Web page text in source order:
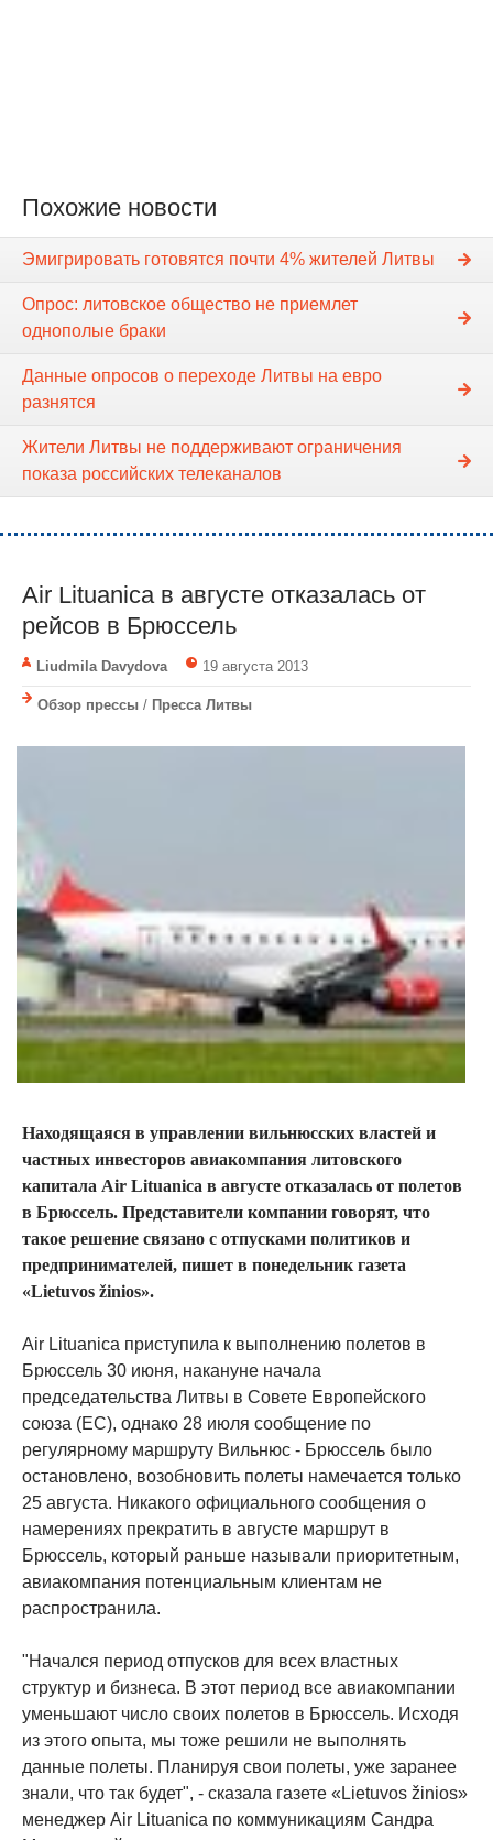
Похожие новости
Эмигрировать готовятся почти 4% жителей Литвы
Опрос: литовское общество не приемлет
однополые браки
Данные опросов о переходе Литвы на евро
разнятся
Жители Литвы не поддерживают ограничения
показа российских телеканалов
Air Lituanica в августе отказалась от
рейсов в Брюссель
Liudmila Davydova 19 августа 2013
Обзор прессы / Пресса Литвы
Находящаяся в управлении вильнюсских властей и
частных инвесторов авиакомпания литовского
капитала Air Lituanica в августе отказалась от полетов
в Брюссель. Представители компании говорят, что
такое решение связано с отпусками политиков и
предпринимателей, пишет в понедельник газета
«Lietuvos žinios».
Air Lituanica приступила к выполнению полетов в
Брюссель 30 июня, накануне начала
председательства Литвы в Совете Европейского
союза (ЕС), однако 28 июля сообщение по
регулярному маршруту Вильнюс - Брюссель было
остановлено, возобновить полеты намечается только
25 августа. Никакого официального сообщения о
намерениях прекратить в августе маршрут в
Брюссель, который раньше называли приоритетным,
авиакомпания потенциальным клиентам не
распространила.
"Начался период отпусков для всех властных
структур и бизнеса. В этот период все авиакомпании
уменьшают число своих полетов в Брюссель. Исходя
из этого опыта, мы тоже решили не выполнять
данные полеты. Планируя свои полеты, уже заранее
знали, что так будет", - сказала газете «Lietuvos žinios»
менеджер Air Lituanica по коммуникациям Сандра